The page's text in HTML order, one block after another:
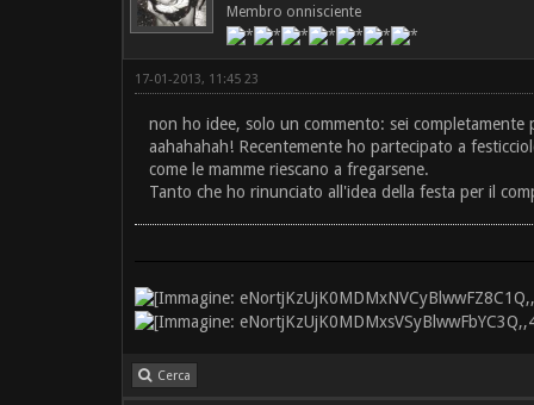
Membro onnisciente
17-01-2013, 11:45 23
non ho idee, solo un commento: sei completamente
aahahahah! Recentemente ho partecipato a
come le mamme riescano a fregarsene.
Tanto che ho rinunciato all'idea della festa per il
Cerca